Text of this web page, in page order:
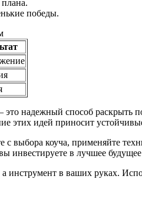
победы.
надежный способ раскрыть
этих идей приносит
с выбора коуча, применяйте
инвестируете в лучшее будущее
в ваших руках.